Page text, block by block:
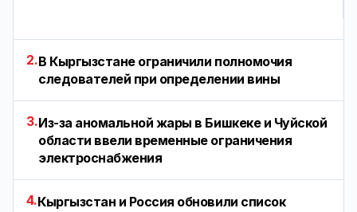
2.В Кыргызстане ограничили полномочия
следователей при определении вины
3.Из-за аномальной жары в Бишкеке и Чуйской
области ввели временные ограничения
электроснабжения
4.Кыргызстан и Россия обновили список